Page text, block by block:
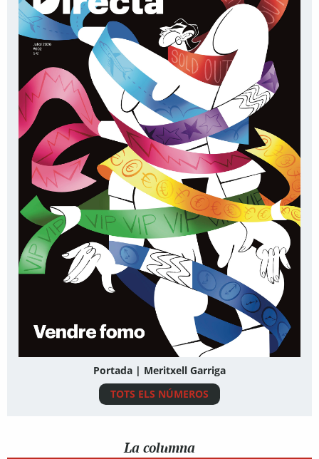
Portada | Meritxell Garriga
TOTS ELS NÚMEROS
La columna